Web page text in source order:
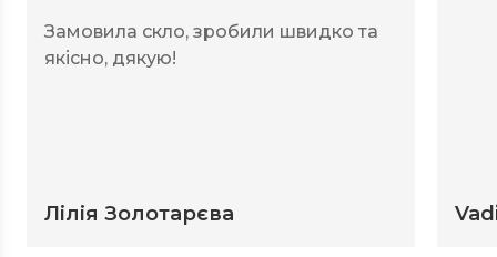
Замовила скло, зробили швидко та
якісно, дякую!
Лілія Золотарєва